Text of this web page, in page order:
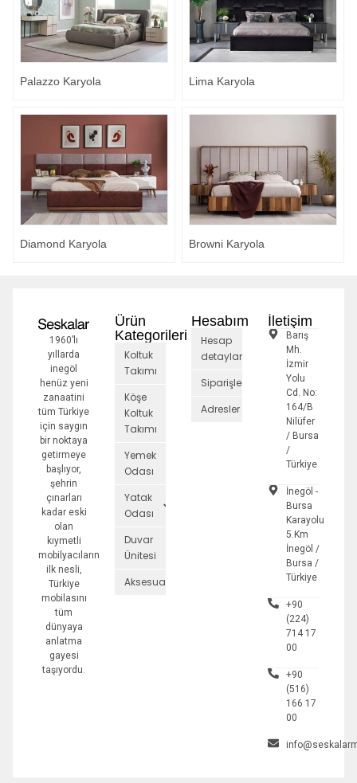
Palazzo Karyola Lima Karyola
Diamond Karyola Browni Karyola
1960’lı
yıllarda
inegöl
henüz yeni
zanaatini
tüm Türkiye
için saygın
bir noktaya
getirmeye
başlıyor,
şehrin
çınarları
kadar eski
olan
kıymetli
mobilyacıların
ilk nesli,
Türkiye
mobilasını
tüm
dünyaya
anlatma
gayesi
taşıyordu.
Ürün
Kategorileri
Koltuk
Takımı
Köşe
Koltuk
Takımı
Yemek
Odası
Yatak
Odası
Duvar
Ünitesi
Aksesuarlar
Hesabım
Hesap
detayları
Siparişler
Adresler
İletişim
Barış
Mh.
İzmir
Yolu
Cd. No:
164/B
Nilüfer
/ Bursa
/
Türkiye
İnegöl -
Bursa
Karayolu
5.Km
İnegöl /
Bursa /
Türkiye
+90
(224)
714 17
00
+90
(516)
166 17
00